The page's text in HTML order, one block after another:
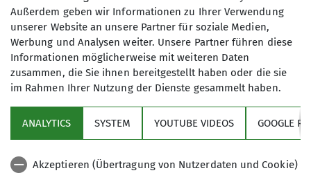
015150521838
martin@dav-goc.de
Qualifikationen
Wanderleiter*in
Anmeldung
über das PrideHike-Formular
Sektion
Außerdem geben wir Informationen zu Ihrer Verwendung
unserer Website an unsere Partner für soziale Medien,
Werbung und Analysen weiter. Unsere Partner führen diese
Informationen möglicherweise mit weiteren Daten
zusammen, die Sie ihnen bereitgestellt haben oder die sie
im Rahmen Ihrer Nutzung der Dienste gesammelt haben.
ANALYTICS SYSTEM YOUTUBE VIDEOS GOOGLE
Akzeptieren (Übertragung von Nutzerdaten und Cookie)